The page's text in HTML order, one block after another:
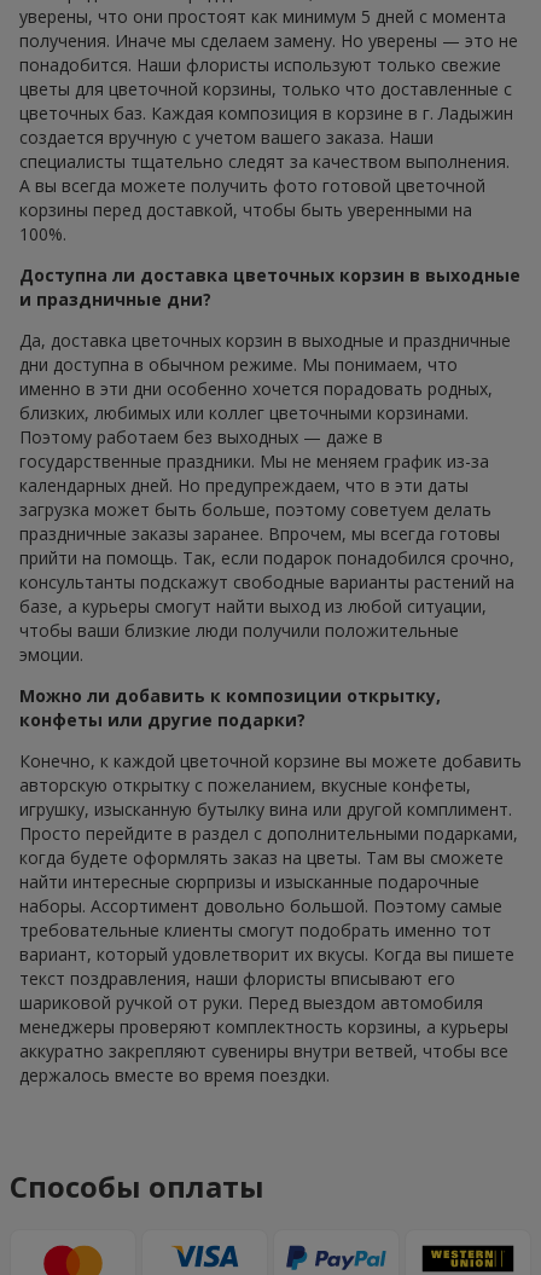
уверены, что они простоят как минимум 5 дней с момента
получения. Иначе мы сделаем замену. Но уверены — это не
понадобится. Наши флористы используют только свежие
цветы для цветочной корзины, только что доставленные с
цветочных баз. Каждая композиция в корзине в г. Ладыжин
создается вручную с учетом вашего заказа. Наши
специалисты тщательно следят за качеством выполнения.
А вы всегда можете получить фото готовой цветочной
корзины перед доставкой, чтобы быть уверенными на
100%.
Доступна ли доставка цветочных корзин в выходные
и праздничные дни?
Да, доставка цветочных корзин в выходные и праздничные
дни доступна в обычном режиме. Мы понимаем, что
именно в эти дни особенно хочется порадовать родных,
близких, любимых или коллег цветочными корзинами.
Поэтому работаем без выходных — даже в
государственные праздники. Мы не меняем график из-за
календарных дней. Но предупреждаем, что в эти даты
загрузка может быть больше, поэтому советуем делать
праздничные заказы заранее. Впрочем, мы всегда готовы
прийти на помощь. Так, если подарок понадобился срочно,
консультанты подскажут свободные варианты растений на
базе, а курьеры смогут найти выход из любой ситуации,
чтобы ваши близкие люди получили положительные
эмоции.
Можно ли добавить к композиции открытку,
конфеты или другие подарки?
Конечно, к каждой цветочной корзине вы можете добавить
авторскую открытку с пожеланием, вкусные конфеты,
игрушку, изысканную бутылку вина или другой комплимент.
Просто перейдите в раздел с дополнительными подарками,
когда будете оформлять заказ на цветы. Там вы сможете
найти интересные сюрпризы и изысканные подарочные
наборы. Ассортимент довольно большой. Поэтому самые
требовательные клиенты смогут подобрать именно тот
вариант, который удовлетворит их вкусы. Когда вы пишете
текст поздравления, наши флористы вписывают его
шариковой ручкой от руки. Перед выездом автомобиля
менеджеры проверяют комплектность корзины, а курьеры
аккуратно закрепляют сувениры внутри ветвей, чтобы все
держалось вместе во время поездки.
Способы оплаты